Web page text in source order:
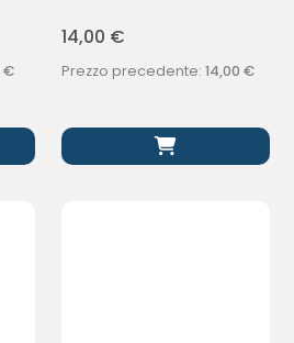
€
14,00 €
Prezzo precedente: 14,00 €